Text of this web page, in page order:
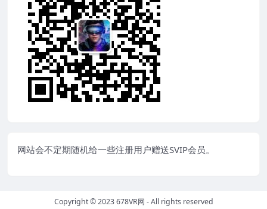
网站会不定期随机给一些注册用户赠送SVIP会员。
Copyright © 2023678VR网 - All rights reserved